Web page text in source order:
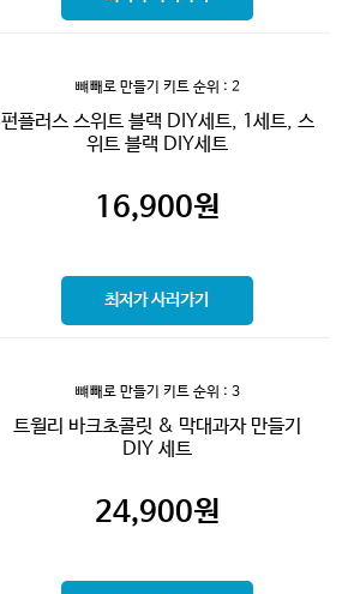
뺴빼로 만들기 키트순위 : 2
펀플러스 스위트 블랙 DIY세트, 1세트, 스
위트 블랙 DIY세트
16,900원
최저가 사러가기
뺴빼로 만들기 키트순위 : 3
트윌리 바크초콜릿 & 막대과자 만들기
DIY 세트
24,900원